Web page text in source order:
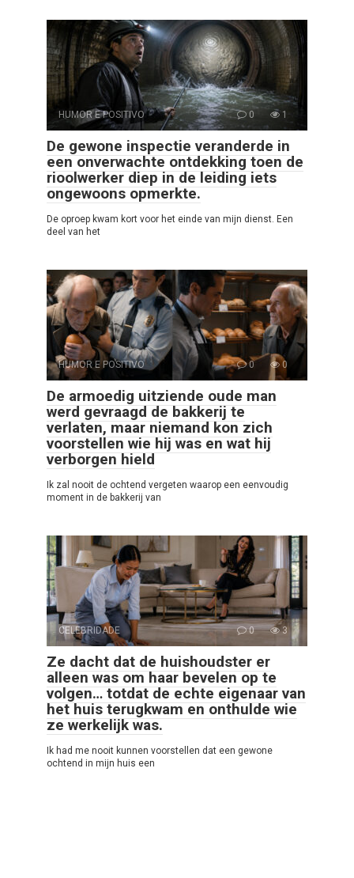
HUMOR E POSITIVO 0 1
De gewone inspectie veranderde in
een onverwachte ontdekking toen de
rioolwerker diep in de leiding iets
ongewoons opmerkte.
De oproep kwam kort voor het einde van mijn dienst. Een
deel van het
HUMOR E POSITIVO 0 0
De armoedig uitziende oude man
werd gevraagd de bakkerij te
verlaten, maar niemand kon zich
voorstellen wie hij was en wat hij
verborgen hield
Ik zal nooit de ochtend vergeten waarop een eenvoudig
moment in de bakkerij van
CELEBRIDADE 0 3
Ze dacht dat de huishoudster er
alleen was om haar bevelen op te
volgen… totdat de echte eigenaar van
het huis terugkwam en onthulde wie
ze werkelijk was.
Ik had me nooit kunnen voorstellen dat een gewone
ochtend in mijn huis een